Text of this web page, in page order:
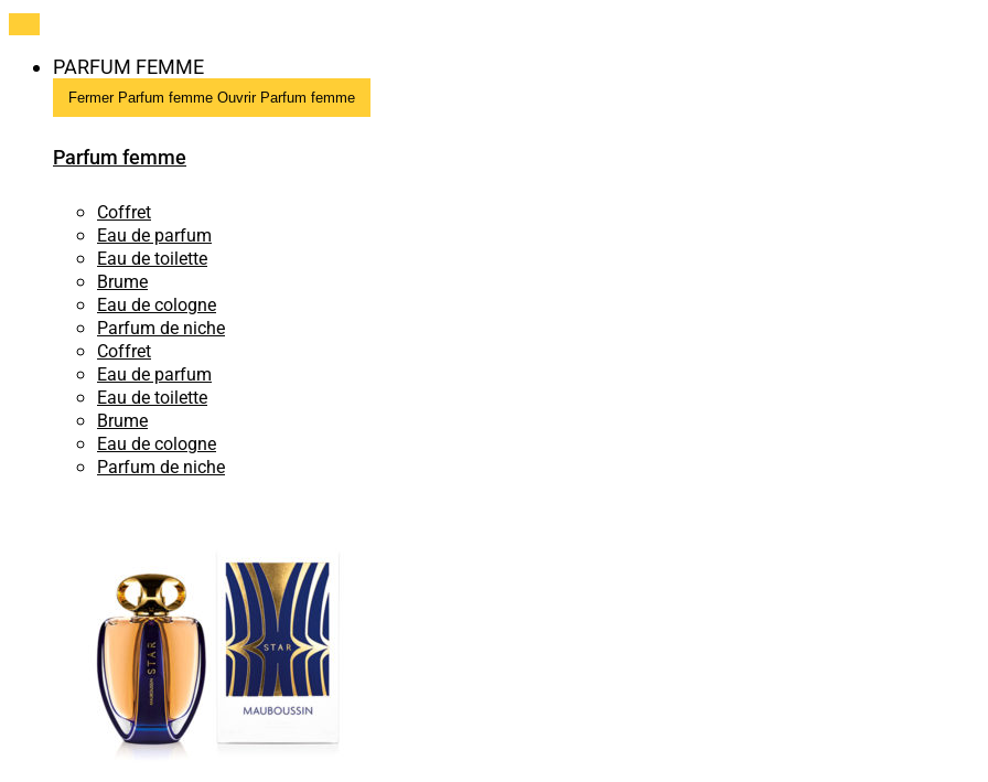
PARFUM FEMME
Fermer Parfum femme Ouvrir Parfum femme
Parfum femme
Coffret
Eau de parfum
Eau de toilette
Brume
Eau de cologne
Parfum de niche
Coffret
Eau de parfum
Eau de toilette
Brume
Eau de cologne
Parfum de niche